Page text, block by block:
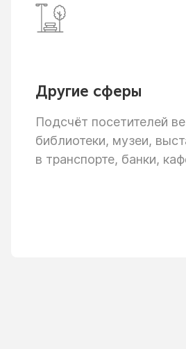
Другие сферы
Подсчёт посетителей
библиотеки, музеи,
в транспорте, банки,